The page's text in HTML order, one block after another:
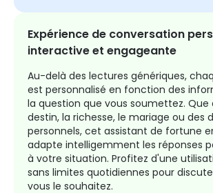
Expérience de conversation
interactive et engageante
Au-delà des lectures génériques,
est personnalisé en fonction des
la question que vous soumettez. Que
destin, la richesse, le mariage ou des
personnels, cet assistant de fortune
adapte intelligemment les réponses
à votre situation. Profitez d'une
sans limites quotidiennes pour
vous le souhaitez.